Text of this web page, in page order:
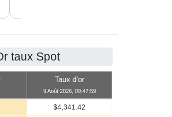
taux Spot
Taux d'or
9 Août 2026, 09:47:59
$4,341.42